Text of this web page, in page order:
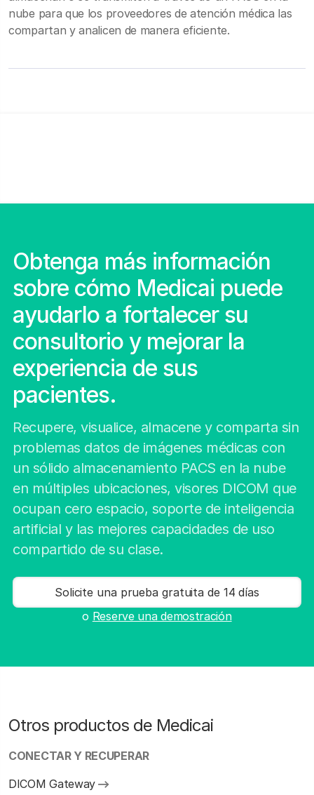
nube para que los proveedores de atención médica las
compartan y analicen de manera eficiente.
Obtenga más información
sobre cómo Medicai puede
ayudarlo a fortalecer su
consultorio y mejorar la
experiencia de sus
pacientes.
Recupere, visualice, almacene y comparta sin
problemas datos de imágenes médicas con
un sólido almacenamiento PACS en la nube
en múltiples ubicaciones, visores DICOM que
ocupan cero espacio, soporte de inteligencia
artificial y las mejores capacidades de uso
compartido de su clase.
Solicite una prueba gratuita de 14 días
o Reserve una demostración
Otros productos de Medicai
CONECTAR Y RECUPERAR
DICOM Gateway